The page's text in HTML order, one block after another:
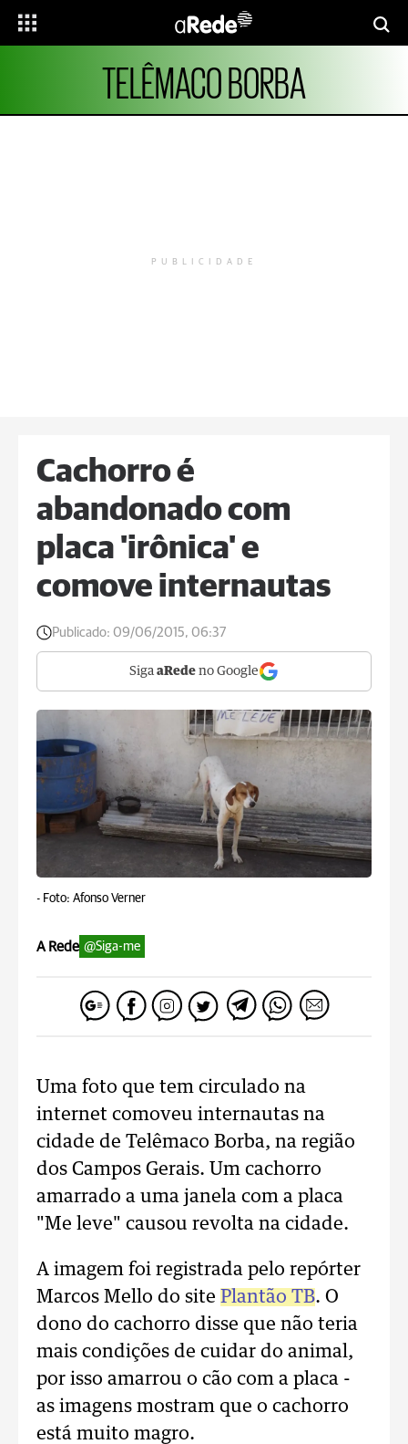
TELÊMACO BORBA
PUBLICIDADE
Cachorro é
abandonado com
placa 'irônica' e
comove internautas
Publicado: 09/06/2015, 06:37
Siga aRede no Google
- Foto: Afonso Verner
A Rede @Siga-me
Uma foto que tem circulado na
internet comoveu internautas na
cidade de Telêmaco Borba, na região
dos Campos Gerais. Um cachorro
amarrado a uma janela com a placa
"Me leve" causou revolta na cidade.
A imagem foi registrada pelo repórter
Marcos Mello do site Plantão TB. O
dono do cachorro disse que não teria
mais condições de cuidar do animal,
por isso amarrou o cão com a placa -
as imagens mostram que o cachorro
está muito magro.